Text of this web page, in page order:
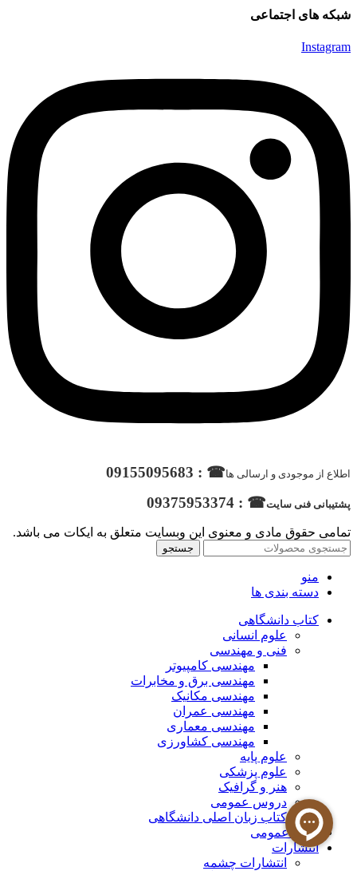
شبکه های اجتماعی
Instagram
اطلاع از موجودی و ارسالی ها☎ : 09155095683
پشتیبانی فنی سایت☎ : 09375953374
تمامی حقوق مادی و معنوی این وبسایت متعلق به ایکات می باشد.
جستجو
منو
دسته بندی ها
کتاب دانشگاهی
علوم انسانی
فنی و مهندسی
مهندسی کامپیوتر
مهندسی برق و مخابرات
مهندسی مکانیک
مهندسی عمران
مهندسی معماری
مهندسی کشاورزی
علوم پایه
علوم پزشکی
هنر و گرافیک
دروس عمومی
کتاب زبان اصلی دانشگاهی
کتاب عمومی
انتشارات
انتشارات چشمه